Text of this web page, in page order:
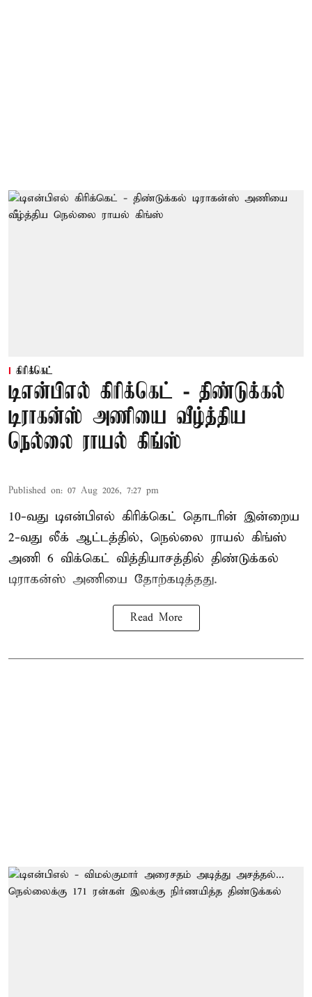
கிரிக்கெட்
டிஎன்பிஎல் கிரிக்கெட் - திண்டுக்கல்
டிராகன்ஸ் அணியை வீழ்த்திய
நெல்லை ராயல் கிங்ஸ்
Published on: 07 Aug 2026, 7:27 pm
10-வது டிஎன்பிஎல் கிரிக்கெட் தொடரின் இன்றைய
2-வது லீக் ஆட்டத்தில், நெல்லை ராயல் கிங்ஸ்
அணி 6 விக்கெட் வித்தியாசத்தில் திண்டுக்கல்
டிராகன்ஸ் அணியை தோற்கடித்தது.
Read More